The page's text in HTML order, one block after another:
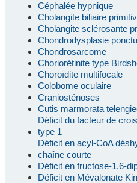
Céphalée hypnique
Cholangite biliaire
Cholangite sclérosante
Chondrodysplasie
Chondrosarcome
Choriorétinite type
Choroïdite multifocale
Colobome oculaire
Craniosténoses
Cutis marmorata
Déficit du facteur de
type 1
Déficit en acyl-CoA
chaîne courte
Déficit en fructose-1,6-
Déficit en Mévalonate